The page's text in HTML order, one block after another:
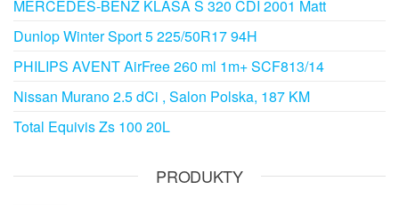
MERCEDES-BENZ KLASA S 320 CDI 2001 Matt
Dunlop Winter Sport 5 225/50R17 94H
PHILIPS AVENT AirFree 260 ml 1m+ SCF813/14
Nissan Murano 2.5 dCi , Salon Polska, 187 KM
Total Equivis Zs 100 20L
PRODUKTY